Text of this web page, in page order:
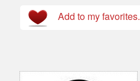
Add to my favorites.